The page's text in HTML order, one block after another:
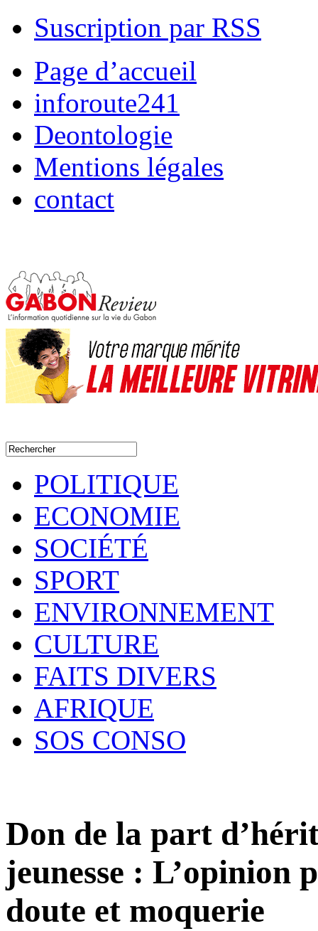
Suscription par RSS
Page d’accueil
inforoute241
Deontologie
Mentions légales
contact
POLITIQUE
ECONOMIE
SOCIÉTÉ
SPORT
ENVIRONNEMENT
CULTURE
FAITS DIVERS
AFRIQUE
SOS CONSO
Don de la part
jeunesse : L’opinion
doute et moquerie